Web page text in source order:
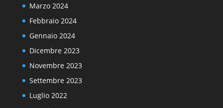
Marzo 2024
Febbraio 2024
Gennaio 2024
Dicembre 2023
Novembre 2023
Settembre 2023
Luglio 2022